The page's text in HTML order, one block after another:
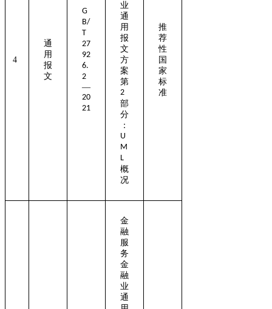
4
通
用
报
文
G
B/
T
27
92
6.
2
—
20
21
业
通
用
报
文
方
案
第
2
部
分
：
U
M
L
概
况
推
荐
性
国
家
标
准
金
融
服
务
金
融
业
通